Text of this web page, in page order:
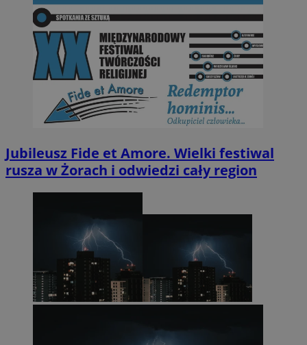
Jubileusz Fide et Amore. Wielki festiwal
rusza w Żorach i odwiedzi cały region